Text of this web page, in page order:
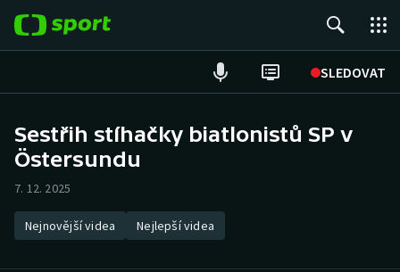
SLEDOVAT
Hokej
Atletika
Sestřih stíhačky biatlonistů SP v
Östersundu
7. 12. 2025
Nejnovější videa Nejlepší videa